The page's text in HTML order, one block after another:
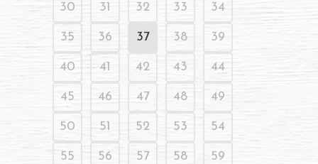
30 31 32 33 34
35 36 37 38 39
40 41 42 43 44
45 46 47 48 49
50 51 52 53 54
55 56 57 58 59